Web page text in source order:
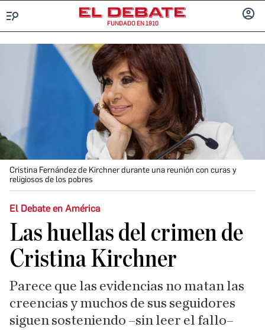
FUNDADO EN 1910
Cristina Fernández de Kirchner durante una reunión con curas y
religiosos de los pobres
El Debate en América
Las huellas del crimen de
Cristina Kirchner
Parece que las evidencias no matan las
creencias y muchos de sus seguidores
siguen sosteniendo –sin leer el fallo–